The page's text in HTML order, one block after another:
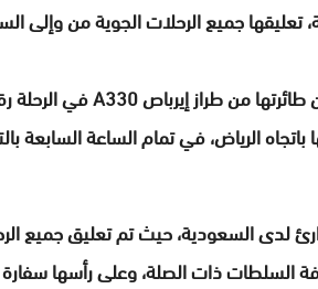
جميع الرحلات الجوية من وإلى
الرياض، في تمام الساعة السابعة
لدى السعودية، حيث تم تعليق جميع
السلطات ذات الصلة، وعلى رأسها